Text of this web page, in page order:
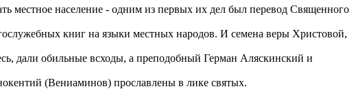
местное население - одним из первых их дел был перевод Священного
книг на языки местных народов. И семена веры Христовой,
дали обильные всходы, а преподобный Герман Аляскинский и
(Вениаминов) прославлены в лике святых.